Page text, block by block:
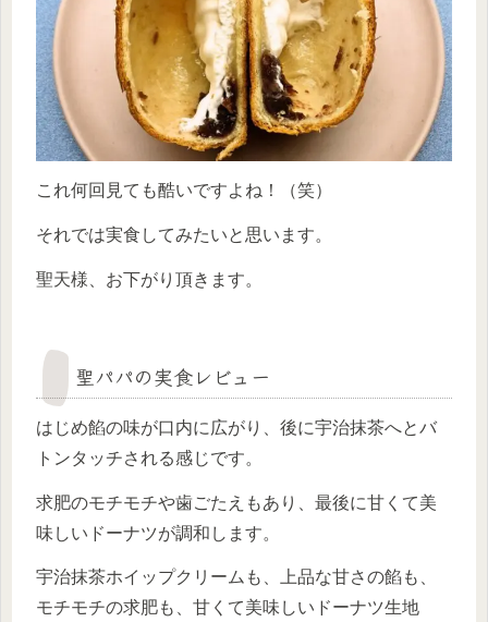
これ何回見ても酷いですよね！（笑）
それでは実食してみたいと思います。
聖天様、お下がり頂きます。
聖パパの実食レビュー
はじめ餡の味が口内に広がり、後に宇治抹茶へとバ
トンタッチされる感じです。
求肥のモチモチや歯ごたえもあり、最後に甘くて美
味しいドーナツが調和します。
宇治抹茶ホイップクリームも、上品な甘さの餡も、
モチモチの求肥も、甘くて美味しいドーナツ生地